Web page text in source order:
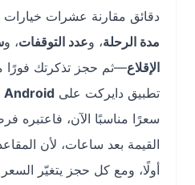
دقائق مقارنة عشرات خيارات
مدة الرحلة، وعدد التوقفات، وسياسة
الإقلاع—ثم حجز تذكرتك فورًا من
تطبيق دايركت علىAndroidوiOS
سعرًا مناسبًا الآن، فاعتبره فرصة
القيمة بعد ساعات، لأن المقاعد
أولًا، ومع كل حجز يتغيّر السعر تلقائيًا.